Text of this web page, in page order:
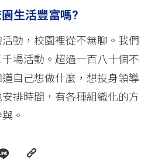
生活豐富嗎?
動，校園裡從不無聊。我們
場活動。超過一百八十個不
自己想做什麼，想投身領導
排時間，有各種組織化的方
。